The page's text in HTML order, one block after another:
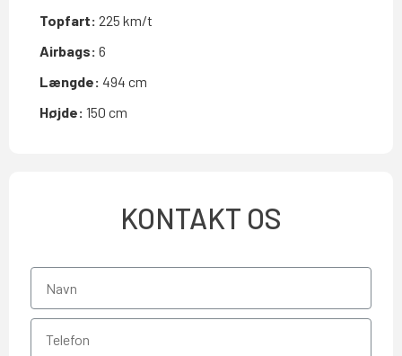
Topfart: 225 km/t
Airbags: 6
Længde: 494 cm
Højde: 150 cm
KONTAKT OS